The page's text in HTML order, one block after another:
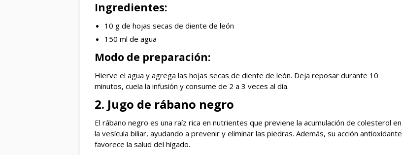
Ingredientes:
10 g de hojas secas de diente de león
150 ml de agua
Modo de preparación:
Hierve el agua y agrega las hojas secas de diente de león. Deja reposar durante 10
minutos, cuela la infusión y consume de 2 a 3 veces al día.
2. Jugo de rábano negro
El rábano negro es una raíz rica en nutrientes que previene la acumulación de colesterol en
la vesícula biliar, ayudando a prevenir y eliminar las piedras. Además, su acción antioxidante
favorece la salud del hígado.